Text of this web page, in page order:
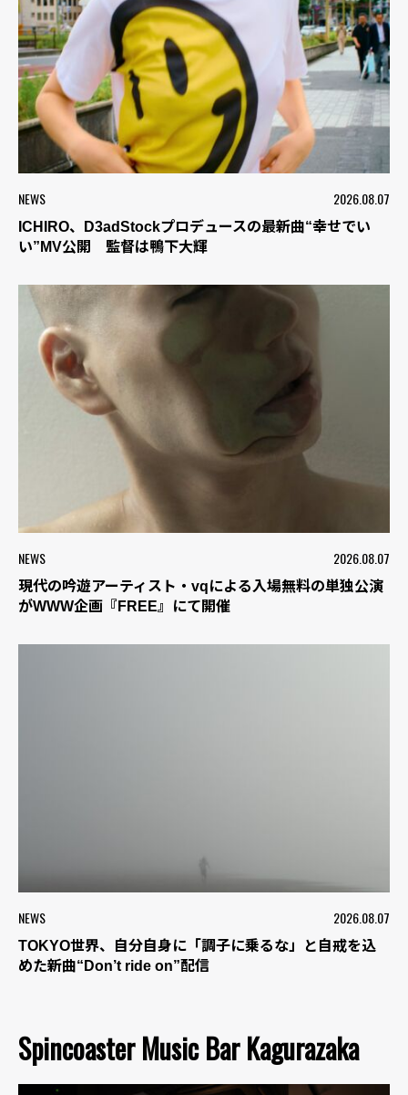
NEWS 2026.08.07
ICHIRO、D3adStockプロデュースの最新曲“幸せでい
い”MV公開 監督は鴨下大輝
NEWS 2026.08.07
現代の吟遊アーティスト・vqによる入場無料の単独公演
がWWW企画『FREE』にて開催
NEWS 2026.08.07
TOKYO世界、自分自身に「調子に乗るな」と自戒を込
めた新曲“Don’t ride on”配信
Spincoaster Music Bar Kagurazaka